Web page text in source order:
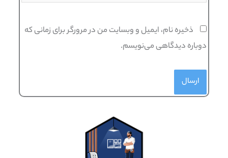
ذخیره نام، ایمیل و وبسایت من در مرورگر برای زمانی که
دوباره دیدگاهی می‌نویسم.